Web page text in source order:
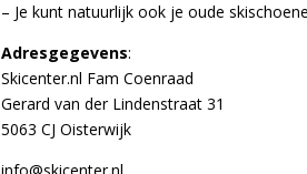
– Je kunt natuurlijk ook je oude
Adresgegevens:
Skicenter.nl Fam Coenraad
Gerard van der Lindenstraat 31
5063 CJ Oisterwijk